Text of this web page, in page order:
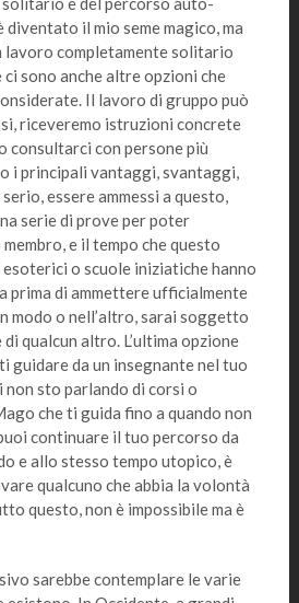
il mio seme magico, ma
lavoro completamente solitario
ci sono anche altre opzioni che
Il lavoro di gruppo può
riceveremo istruzioni concrete
consultarci con persone più
i principali vantaggi, svantaggi,
essere ammessi a questo,
serie di prove per poter
e il tempo che questo
o scuole iniziatiche hanno
prima di ammettere ufficialmente
modo o nell’altro, sarai soggetto
qualcun altro. L’ultima opzione
guidare da un insegnante nel tuo
non sto parlando di corsi o
che ti guida fino a quando non
continuare il tuo percorso da
e allo stesso tempo utopico, è
qualcuno che abbia la volontà
questo, non è impossibile ma è
sarebbe contemplare le varie